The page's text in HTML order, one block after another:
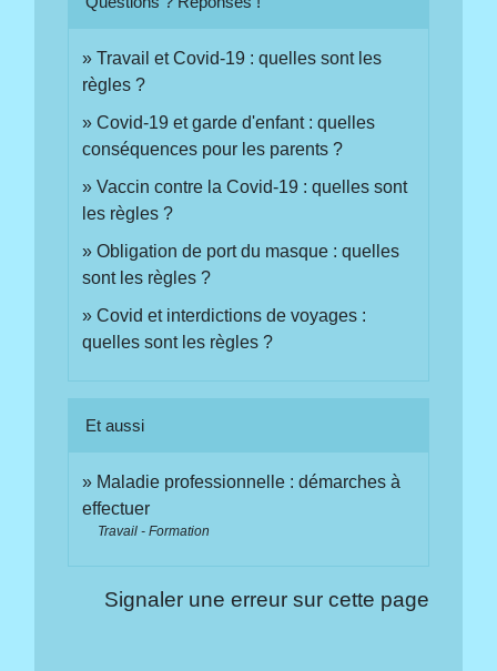
Travail et Covid-19 : quelles sont les
règles ?
Covid-19 et garde d'enfant : quelles
conséquences pour les parents ?
Vaccin contre la Covid-19 : quelles sont
les règles ?
Obligation de port du masque : quelles
sont les règles ?
Covid et interdictions de voyages :
quelles sont les règles ?
Et aussi
Maladie professionnelle : démarches à
effectuer
Travail - Formation
Signaler une erreur sur cette page